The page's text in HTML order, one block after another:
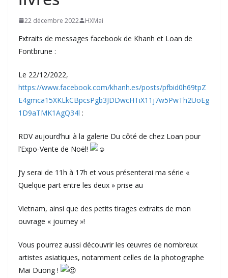
22 décembre 2022 HXMai
Extraits de messages facebook de Khanh et Loan de
Fontbrune :
Le 22/12/2022,
https://www.facebook.com/khanh.es/posts/pfbid0h69tpZ
E4gmca15XKLkCBpcsPgb3JDDwcHTiX11j7w5PwTh2UoEg
1D9aTMK1AgQ34l :
RDV aujourd’hui à la galerie Du côté de chez Loan pour
l’Expo-Vente de Noël!
J’y serai de 11h à 17h et vous présenterai ma série «
Quelque part entre les deux » prise au
Vietnam, ainsi que des petits tirages extraits de mon
ouvrage « journey »!
Vous pourrez aussi découvrir les œuvres de nombreux
artistes asiatiques, notamment celles de la photographe
Mai Duong !